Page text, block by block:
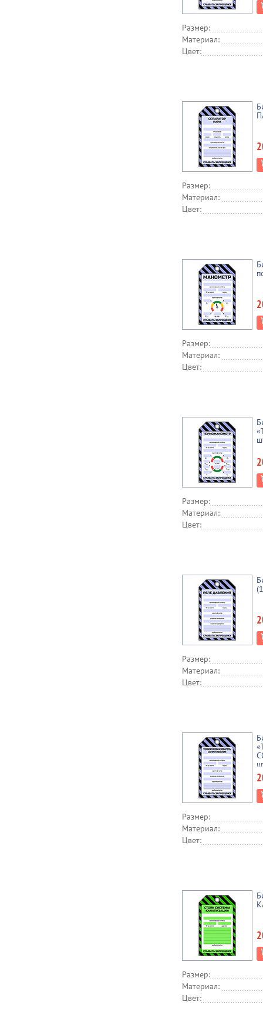
Размер:
Материал:
Цвет:
Размер:
Материал:
Цвет:
Размер:
Материал:
Цвет:
Размер:
Материал:
Цвет:
Размер:
Материал:
Цвет:
Размер:
Материал:
Цвет:
Размер:
Материал:
Цвет: